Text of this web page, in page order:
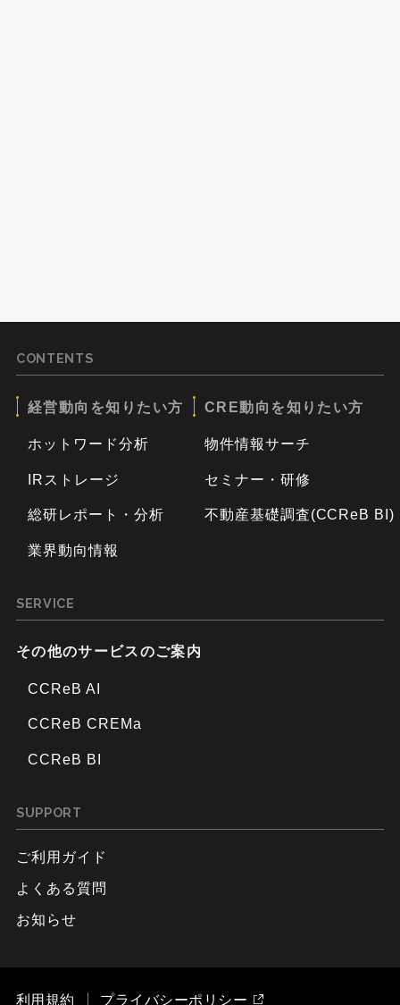
CONTENTS
経営動向を知りたい方
ホットワード分析
IRストレージ
総研レポート・分析
業界動向情報
CRE動向を知りたい方
物件情報サーチ
セミナー・研修
不動産基礎調査(CCReB BI)
SERVICE
その他のサービスのご案内
CCReB AI
CCReB CREMa
CCReB BI
SUPPORT
ご利用ガイド
よくある質問
お知らせ
利用規約 プライバシーポリシー